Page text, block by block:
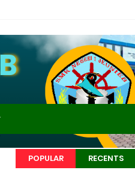
POPULAR RECENTS